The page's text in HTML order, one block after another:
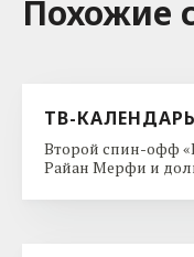
Похожие
ТВ-
Второй спин-офф
Райан Мерфи и